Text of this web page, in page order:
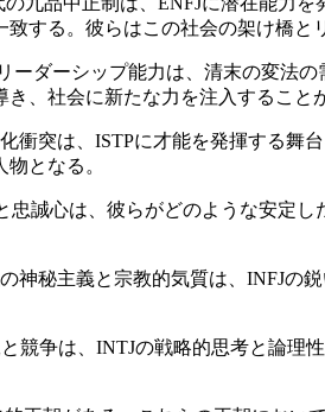
する。彼らはこの社会の架け橋と
ーダーシップ能力は、清末の変法
、社会に新たな力を注入すること
衝突は、ISTPに才能を発揮する舞
となる。
忠誠心は、彼らがどのような安定
神秘主義と宗教的気質は、INFJの
競争は、INTJの戦略的思考と論理